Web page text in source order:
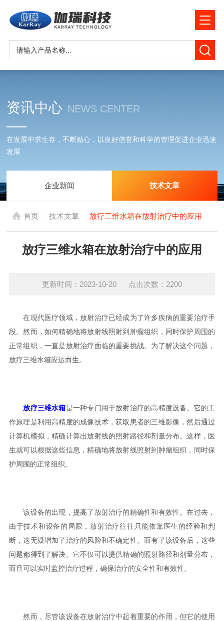
资讯中心 NEWS CENTER
在发展中求生存，不断贴心，以良好信誉和科学的管理促进企业迅速
发展
企业新闻 技术文章
首页 - 技术文章 - 放疗三维水箱在放射治疗中的应用
放疗三维水箱在放射治疗中的应用
更新时间：2023-10-20 点击次数：2200
在现代医疗领域，放射治疗已经成为了许多疾病的重要治疗手
段。然而，如何精确地将放射线照射到肿瘤组织，同时保护周围的
正常组织，一直是放射治疗面临的重要挑战。为了解决这个问题，
放疗三维水箱应运而生。
放疗三维水箱是一种专门用于放射治疗的高精度设备。它的工
作原理是利用高精度的成像技术，获取患者的三维影像，然后通过
计算机模拟，精确计算出放射线的照射路径和剂量分布。这样，医
生就可以根据这些信息，精确地将放射线照射到肿瘤组织，同时保
护周围的正常组织。
该设备的出现，提高了放射治疗的精确性和有效性。在过去，
由于技术和设备的局限，放射治疗往往只能依靠医生的经验和判
断，这无疑增加了治疗的风险和不确定性。而有了该设备后，这些
问题都得到了解决。它不仅可以提供精确的照射路径和剂量分布，
而且可以实时监控治疗过程，确保治疗的安全性和有效性。
然而，尽管该设备在放射治疗中起着重要的作用，但它的使用